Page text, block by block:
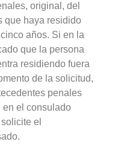
original, del
que haya residido
años. Si en la
que la persona
residiendo fuera
de la solicitud,
penales
en el consulado
el